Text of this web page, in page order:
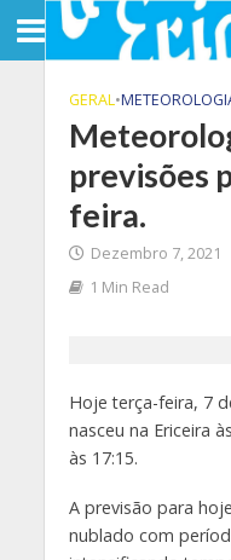
GERAL•
previsões
feira.
Dezembro 7, 2021
1 Min Read
Hoje terça-feira, 7
nasceu na Ericeira
às 17:15.
A previsão para
nublado com